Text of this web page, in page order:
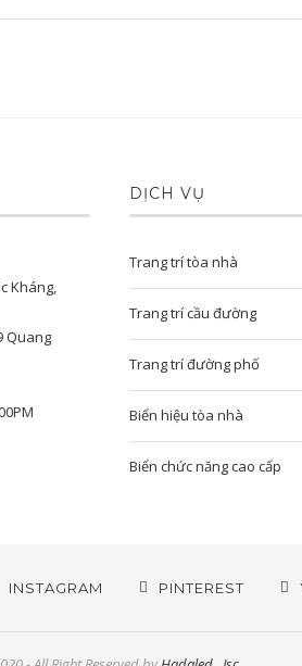
Kháng,
Quang
DỊCH VỤ
Trang trí tòa nhà
Trang trí cầu đường
Trang trí đường phố
Biển hiệu tòa nhà
Biển chức năng cao cấp
INSTAGRAM PINTEREST